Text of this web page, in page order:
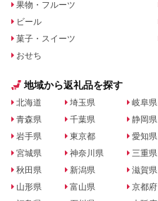
果物・フルーツ
ビール
菓子・スイーツ
おせち
地域から返礼品を探す
北海道
青森県
岩手県
宮城県
秋田県
山形県
埼玉県
千葉県
東京都
神奈川県
新潟県
富山県
岐阜県
静岡県
愛知県
三重県
滋賀県
京都府